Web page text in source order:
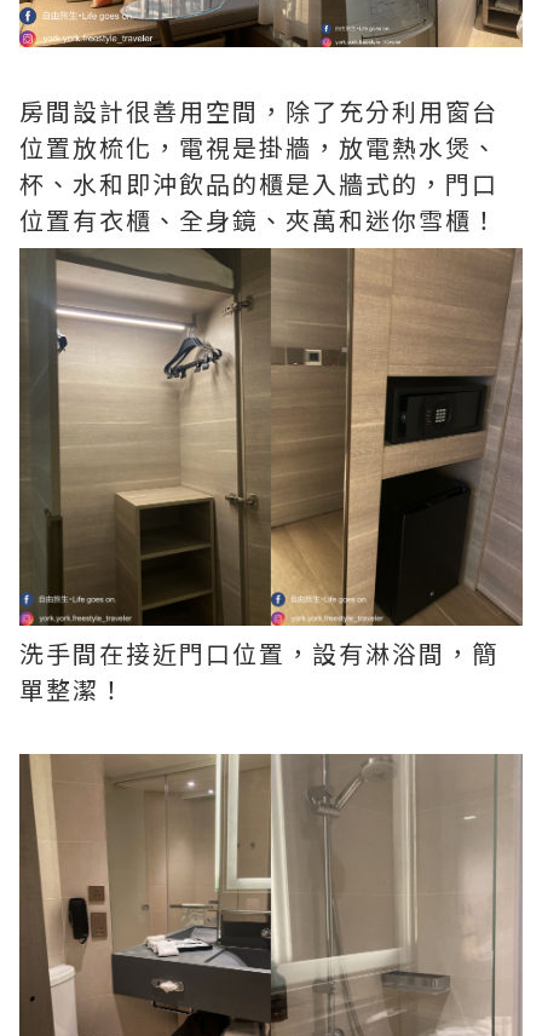
房間設計很善用空間，除了充分利用窗台
位置放梳化，電視是掛牆，放電熱水煲、
杯、水和即沖飲品的櫃是入牆式的，門口
位置有衣櫃、全身鏡、夾萬和迷你雪櫃！
洗手間在接近門口位置，設有淋浴間，簡
單整潔！